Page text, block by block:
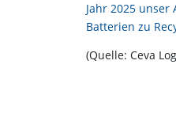
Jahr 2025
Batterien zu
(Quelle: Ceva